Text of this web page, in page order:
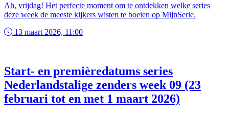
Ah, vrijdag! Het perfecte moment om te ontdekken welke series
deze week de meeste kijkers wisten te boeien op MijnSerie.
13 maart 2026, 11:00
Start- en premièredatums series
Nederlandstalige zenders week 09 (23
februari tot en met 1 maart 2026)